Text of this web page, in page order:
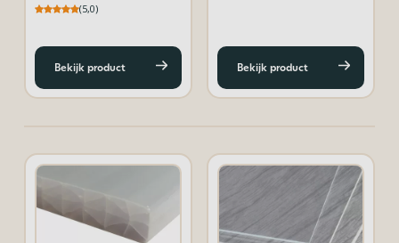
(5,0)
Bekijk product Bekijk product